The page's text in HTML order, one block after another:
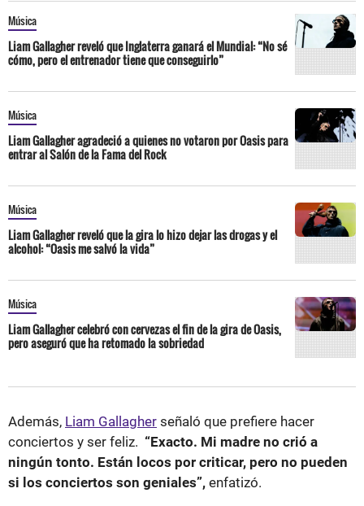
Música
Liam Gallagher reveló que Inglaterra ganará el Mundial: “No sé
cómo, pero el entrenador tiene que conseguirlo”
Música
Liam Gallagher agradeció a quienes no votaron por Oasis para
entrar al Salón de la Fama del Rock
Música
Liam Gallagher reveló que la gira lo hizo dejar las drogas y el
alcohol: “Oasis me salvó la vida”
Música
Liam Gallagher celebró con cervezas el fin de la gira de Oasis,
pero aseguró que ha retomado la sobriedad
Además, Liam Gallagher señaló que prefiere hacer
conciertos y ser feliz. “Exacto. Mi madre no crió a
ningún tonto. Están locos por criticar, pero no pueden
si los conciertos son geniales”, enfatizó.